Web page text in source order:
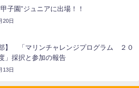
子園”ジュニアに出場！！
20日
部】 「マリンチャレンジプログラム ２０
」採択と参加の報告
13日